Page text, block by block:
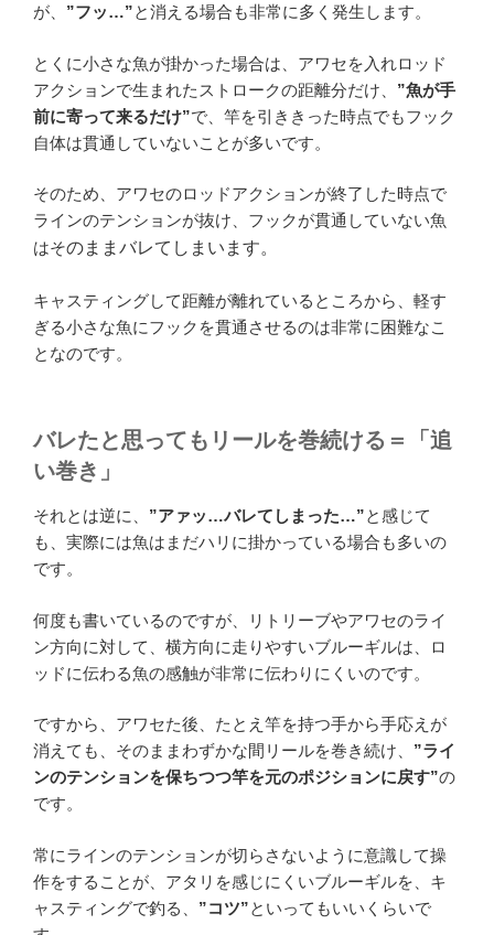
が、 ”フッ…”と消える場合も非常に多く発生します。
とくに小さな魚が掛かった場合は、アワセを入れロッド
アクションで生まれたストロークの距離分だけ、 ”魚が手
前に寄って来るだけ”で、竿を引ききった時点でもフック
自体は貫通していないことが多いです。
そのため、アワセのロッドアクションが終了した時点で
ラインのテンションが抜け、フックが貫通していない魚
はそのままバレてしまいます。
キャスティングして距離が離れているところから、軽す
ぎる小さな魚にフックを貫通させるのは非常に困難なこ
となのです。
バレたと思ってもリールを巻続ける＝「追
い巻き」
それとは逆に、 ”アァッ…バレてしまった…”と感じて
も、実際には魚はまだハリに掛かっている場合も多いの
です。
何度も書いているのですが、リトリーブやアワセのライ
ン方向に対して、横方向に走りやすいブルーギルは、ロ
ッドに伝わる魚の感触が非常に伝わりにくいのです。
ですから、アワセた後、たとえ竿を持つ手から手応えが
消えても、そのままわずかな間リールを巻き続け、 ”ライ
ンのテンションを保ちつつ竿を元のポジションに戻す”の
です。
常にラインのテンションが切らさないように意識して操
作をすることが、アタリを感じにくいブルーギルを、キ
ャスティングで釣る、 ”コツ”といってもいいくらいで